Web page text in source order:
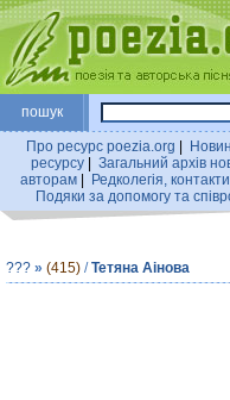
пошук
Про ресурс poezia.org
ресурсу| Загальний архiв
авторам
Редколегiя, контакти
Подяки за допомогу та
??? » (415) /Тетяна Аінова